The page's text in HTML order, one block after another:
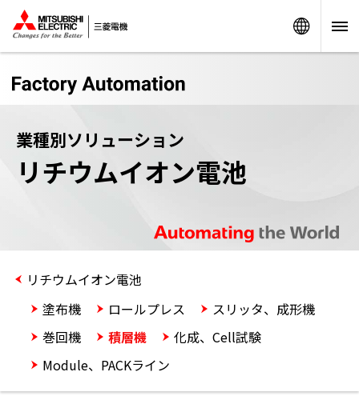
業種別ソリューション
リチウムイオン電池
リチウムイオン電池
塗布機
ロールプレス
スリッタ、成形機
巻回機
積層機
化成、Cell試験
Module、PACKライン